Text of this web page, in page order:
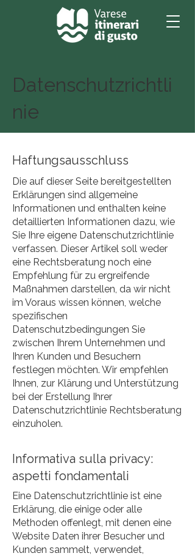
Datenschutzrichtli
nie
Haftungsausschluss
Die auf dieser Seite bereitgestellten
Erklärungen sind allgemeine
Informationen und enthalten keine
detaillierten Informationen dazu, wie
Sie Ihre eigene Datenschutzrichtlinie
verfassen. Dieser Artikel soll weder
eine Rechtsberatung noch eine
Empfehlung für zu ergreifende
Maßnahmen darstellen, da wir nicht
im Voraus wissen können, welche
spezifischen
Datenschutzbedingungen Sie
zwischen Ihrem Unternehmen und
Ihren Kunden und Besuchern
festlegen möchten. Wir empfehlen
Ihnen, zur Klärung und Unterstützung
bei der Erstellung Ihrer
Datenschutzrichtlinie Rechtsberatung
einzuholen.
Informativa sulla privacy:
aspetti fondamentali
Eine Datenschutzrichtlinie ist eine
Erklärung, die einige oder alle
Methoden offenlegt, mit denen eine
Website Daten ihrer Besucher und
Kunden sammelt, verwendet,